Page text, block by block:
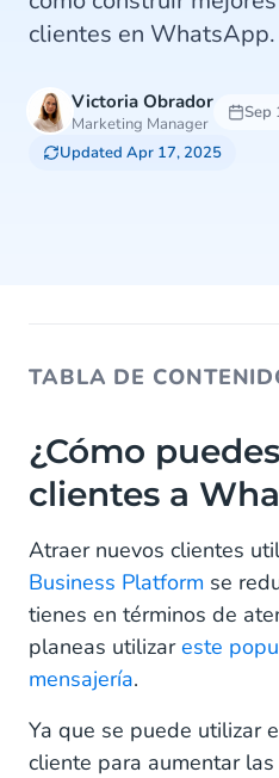
clientes en WhatsApp.
Victoria Obrador
Marketing Manager
Sep
Updated Apr 17, 2025
TABLA DE
¿Cómo puedes atraer a
¿Qué son los puntos de
Cómo integrar puntos de
Chat"
Cómo crear códigos QR
¿Dónde incluir tus puntos
WhatsApp?
En tu Web (orgánico)
¿Cómo
clientes a
Atraer nuevos clientes
Business Platform se
tienes en términos de
planeas utilizareste
mensajería.
Ya que se puede utilizar
cliente para aumentar